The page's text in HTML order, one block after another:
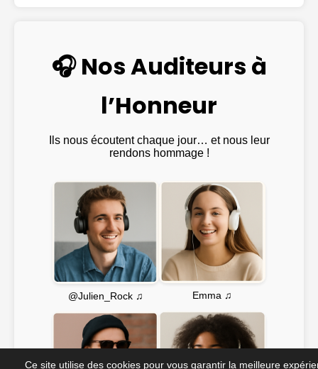
🎧 Nos Auditeurs à
l’Honneur
Ils nous écoutent chaque jour… et nous leur
rendons hommage !
@Julien_Rock ♫ Emma ♫
Ce site utilise des cookies pour vous garantir la meilleure